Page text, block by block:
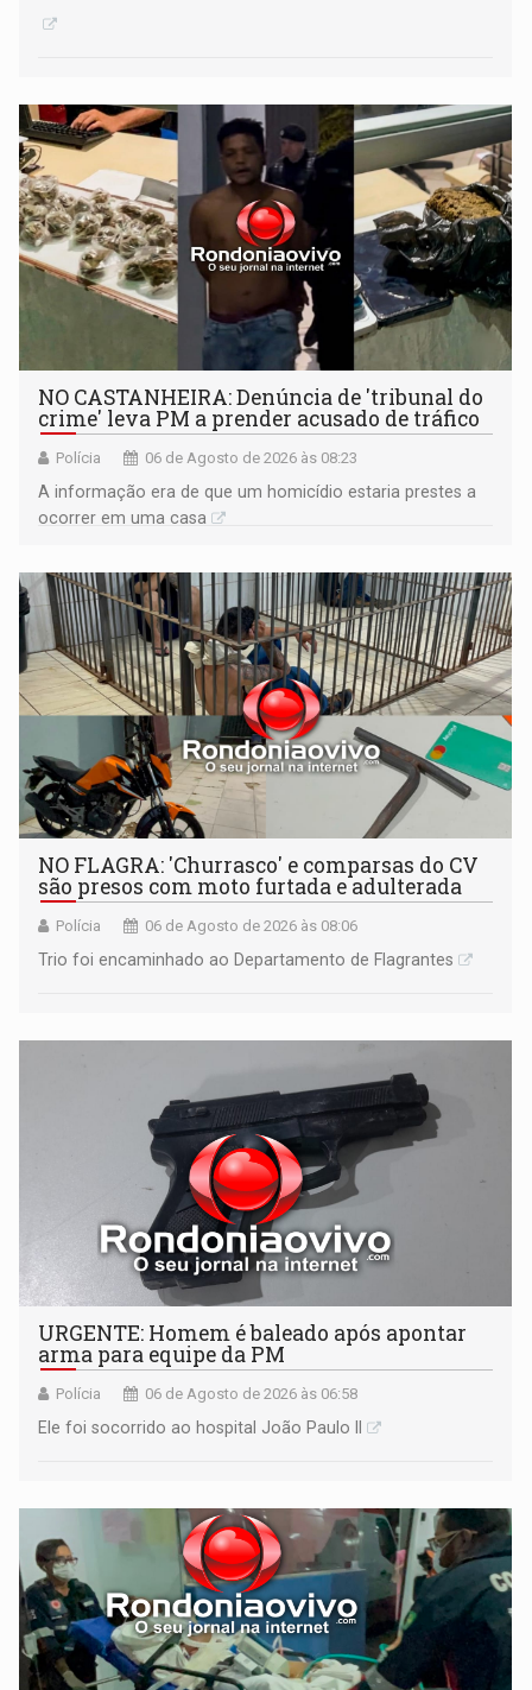
NO CASTANHEIRA: ​Denúncia de 'tribunal do
crime' leva PM a prender acusado de tráfico
Polícia 06 de Agosto de 2026 às 08:23
A informação era de que um homicídio estaria prestes a
ocorrer em uma casa
NO FLAGRA: 'Churrasco' e comparsas do CV
são presos com moto furtada e adulterada
Polícia 06 de Agosto de 2026 às 08:06
Trio foi encaminhado ao Departamento de Flagrantes
URGENTE: Homem é baleado após apontar
arma para equipe da PM
Polícia 06 de Agosto de 2026 às 06:58
Ele foi socorrido ao hospital João Paulo II